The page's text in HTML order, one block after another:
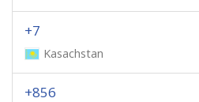
+7
Kasachstan
+856